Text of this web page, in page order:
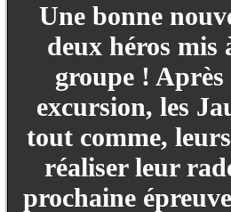
Une bonne
deux héros mis
groupe !
excursion, les
tout comme,
réaliser leur
prochaine